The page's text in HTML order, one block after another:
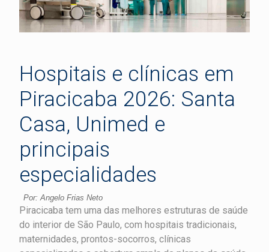
Hospitais e clínicas em
Piracicaba 2026: Santa
Casa, Unimed e
principais
especialidades
Por: Angelo Frias Neto
Piracicaba tem uma das melhores estruturas de saúde
do interior de São Paulo, com hospitais tradicionais,
maternidades, prontos-socorros, clínicas